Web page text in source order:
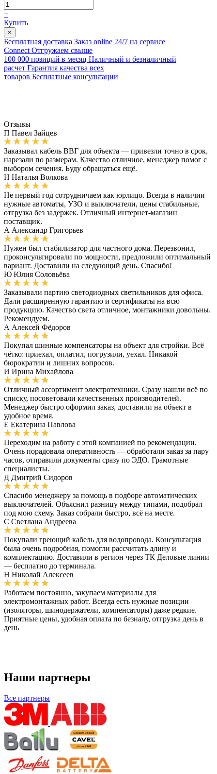
+
Купить
×
Бесплатная доставка Заказ online 24/7 на сервисе
Connect Отгружаем свыше
100 000 позиций в месяц Наличный и безналичный
расчет Гарантия качества всех
товаров Бесплатные консультации
Отзывы
П Павел Зайцев
Заказывал кабель ВВГ для объекта — привезли точно в срок,
нарезали по размерам. Качество отличное, менеджер помог с
выбором сечения. Буду обращаться ещё.
Н Наталья Волкова
Не первый год сотрудничаем как юрлицо. Всегда в наличии
нужные автоматы, УЗО и выключатели, цены стабильные,
отгрузка без задержек. Отличный интернет-магазин
поставщик.
А Александр Григорьев
Нужен был стабилизатор для частного дома. Перезвонил,
проконсультировали по мощности, предложили оптимальный
вариант. Доставили на следующий день. Спасибо!
Ю Юлия Соловьёва
Заказывали партию светодиодных светильников для офиса.
Дали расширенную гарантию и сертификаты на всю
продукцию. Качество света отличное, монтажники довольны.
Рекомендуем.
А Алексей Фёдоров
Покупал шинные компенсаторы на объект для стройки. Всё
чётко: приехал, оплатил, погрузили, уехал. Никакой
бюрократии и лишних вопросов.
И Ирина Михайлова
Отличный ассортимент электротехники. Сразу нашли всё по
списку, посоветовали качественных производителей.
Менеджер быстро оформил заказ, доставили на объект в
удобное время.
Е Екатерина Павлова
Переходим на работу с этой компанией по рекомендации.
Очень порадовала оперативность — обработали заказ за пару
часов, отправили документы сразу по ЭДО. Грамотные
специалисты.
Д Дмитрий Сидоров
Спасибо менеджеру за помощь в подборе автоматических
выключателей. Объяснил разницу между типами, подобрал
под мою схему. Заказ собрали быстро, всё на месте.
С Светлана Андреева
Покупали греющий кабель для водопровода. Консультация
была очень подробная, помогли рассчитать длину и
комплектацию. Доставили в регион через ТК Деловые линии
— бесплатно до терминала.
Н Николай Алексеев
Работаем постоянно, закупаем материалы для
электромонтажных работ. Всегда есть нужные позиции
(изоляторы, шинодержатели, компенсаторы) даже редкие.
Приятные цены, удобная оплата по безналу, отгрузка день в
день
Наши партнеры
Все партнеры